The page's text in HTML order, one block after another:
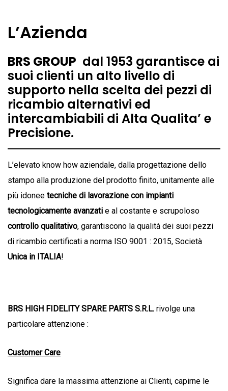
L’Azienda
BRS GROUP dal 1953 garantisce ai
suoi clienti un alto livello di
supporto nella scelta dei pezzi di
ricambio alternativi ed
intercambiabili di Alta Qualita’ e
Precisione.
L’elevato know how aziendale, dalla progettazione dello
stampo alla produzione del prodotto finito, unitamente alle
più idonee tecniche di lavorazione con impianti
tecnologicamente avanzati e al costante e scrupoloso
controllo qualitativo, garantiscono la qualità dei suoi pezzi
di ricambio certificati a norma ISO 9001 : 2015, Società
Unica in ITALIA!
BRS HIGH FIDELITY SPARE PARTS S.R.L. rivolge una
particolare attenzione :
Customer Care
Significa dare la massima attenzione ai Clienti, capirne le